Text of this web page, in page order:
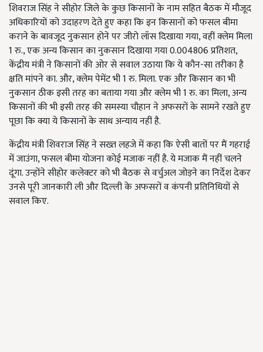
शिवराज सिंह ने सीहोर जिले के कुछ किसानों के नाम सहित बैठक में मौजूद
अधिकारियों को उदाहरण देते हुए कहा कि इन किसानों को फसल बीमा
कराने के बावजूद नुकसान होने पर जीरो लॉस दिखाया गया, वहीं क्लेम मिला
1 रु., एक अन्य किसान का नुकसान दिखाया गया 0.004806 प्रतिशत,
केंद्रीय मंत्री ने किसानों की ओर से सवाल उठाया कि ये कौन-सा तरीका है
क्षति मांपने का. और, क्लेम पेमेंट भी 1 रु. मिला. एक और किसान का भी
नुकसान ठीक इसी तरह का बताया गया और क्लेम भी 1 रु. का मिला, अन्य
किसानों की भी इसी तरह की समस्या चौहान ने अफसरों के सामने रखते हुए
पूछा कि क्या ये किसानों के साथ अन्याय नहीं है.
केंद्रीय मंत्री शिवराज सिंह ने सख्त लहजे में कहा कि ऐसी बातों पर मैं गहराई
में जाउंगा, फसल बीमा योजना कोई मजाक नहीं है. ये मजाक मैं नहीं चलने
दूंगा. उन्होंने सीहोर कलेक्टर को भी बैठक से वर्चुअल जोड़ने का निर्देश देकर
उनसे पूरी जानकारी ली और दिल्ली के अफसरों व कंपनी प्रतिनिधियों से
सवाल किए.